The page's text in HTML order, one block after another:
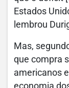
Estados
lembrou
Mas,
que compra
americanos
economia